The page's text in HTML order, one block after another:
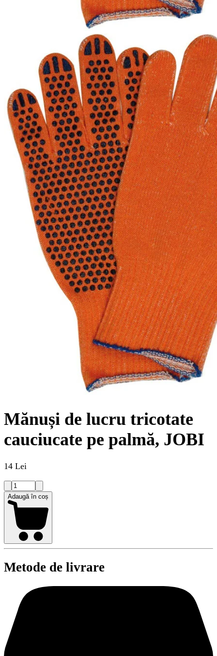
Mănuși de lucru tricotate
cauciucate pe palmă, JOBI
14 Lei
Adaugă în coș
Metode de livrare